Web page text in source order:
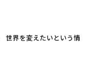
世界を変えたいという情